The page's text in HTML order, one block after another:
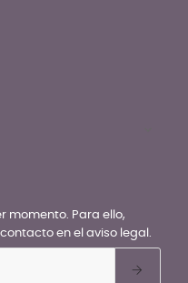
momento. Para ello,
en el aviso legal.